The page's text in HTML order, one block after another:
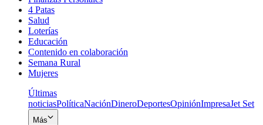
4 Patas
Salud
Loterías
Educación
Contenido en colaboración
Semana Rural
Mujeres
Últimas
noticiasPolíticaNaciónDineroDeportesOpiniónImpresaJet Set
Más